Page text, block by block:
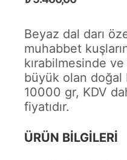
Beyaz dal darı
muhabbet
kırabilmesinde
büyük olan
10000 gr, KDV
fiyatıdır.
ÜRÜN BİLGİLERİ